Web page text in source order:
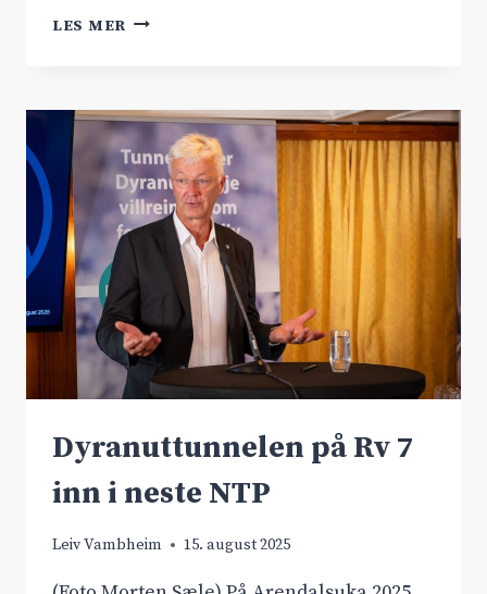
LES MER TRAFIKKTAL
AUST-
VEST
Dyranuttunnelen på Rv 7
inn i neste NTP
Leiv Vambheim 15. august 2025